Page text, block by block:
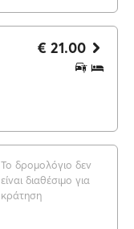
€ 21.00
Το δρομολόγιο δεν
είναι διαθέσιμο για
κράτηση